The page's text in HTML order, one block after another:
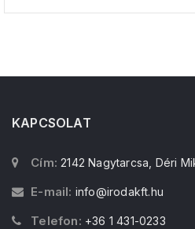
KAPCSOLAT
Cím: 2142 Nagytarcsa, Déri
E-mail: info@irodakft.hu
Telefon: +36 1 431-0233